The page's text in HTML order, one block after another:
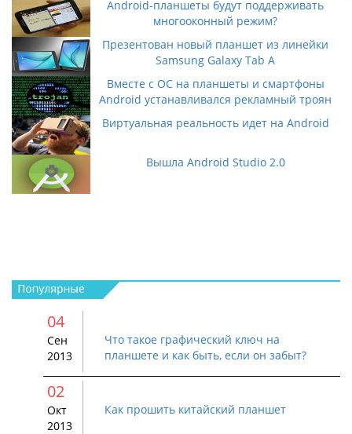
Android-планшеты будут поддерживать
многооконный режим?
Презентован новый планшет из линейки
Samsung Galaxy Tab A
Вместе с ОС на планшеты и смартфоны
Android устанавливался рекламный троян
Виртуальная реальность идет на Android
Вышла Android Studio 2.0
04
Сен
2013
Что такое графический ключ на
планшете и как быть, если он забыт?
02
Окт
2013
Как прошить китайский планшет